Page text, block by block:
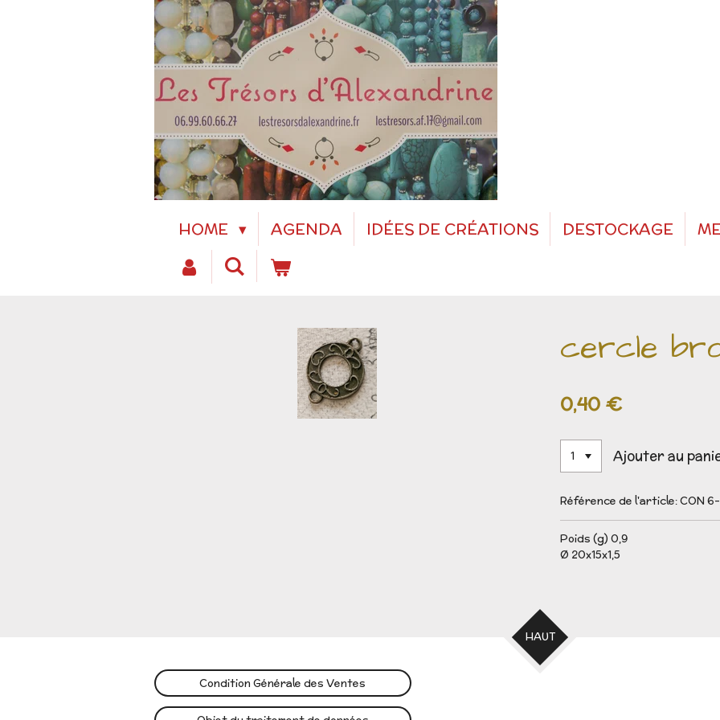
HOME AGENDA IDÉES DE CRÉATIONS DESTOCKAGE
cercle
0,40 €
Ajouter au
Référence de l'article:CON 6-
Poids (g) 0,9
Ø 20x15x1,5
HAUT
Condition Générale des Ventes